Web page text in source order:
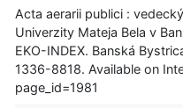
Acta aerarii publici :
Univerzity Mateja Bela v
EKO-INDEX. Banská
1336-8818. Available on
page_id=1981